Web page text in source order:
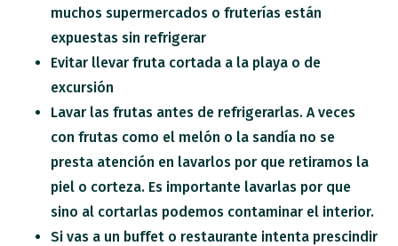
muchos supermercados o fruterías están
expuestas sin refrigerar
Evitar llevar fruta cortada a la playa o de
excursión
Lavar las frutas antes de refrigerarlas. A veces
con frutas como el melón o la sandía no se
presta atención en lavarlos por que retiramos la
piel o corteza. Es importante lavarlas por que
sino al cortarlas podemos contaminar el interior.
Si vas a un buffet o restaurante intenta prescindir